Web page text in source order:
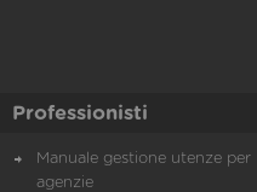
Professionisti
Manuale gestione utenze per
agenzie